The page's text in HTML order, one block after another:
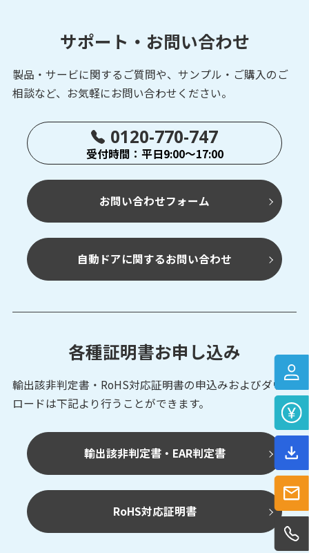
サポート・お問い合わせ
製品・サービに関するご質問や、サンプル・ご購入の ご
相談など、お気軽にお問い合わせください。
0120-770-747
受付時間：平日9:00～17:00
お問い合わせフォーム
自動ドアに関するお問い合わせ
各種証明書お申し込み
輸出該非判定書・RoHS対応証明書の申込みおよびダウン
ロードは下記より行うことができます。
輸出該非判定書・EAR判定書
RoHS対応証明書